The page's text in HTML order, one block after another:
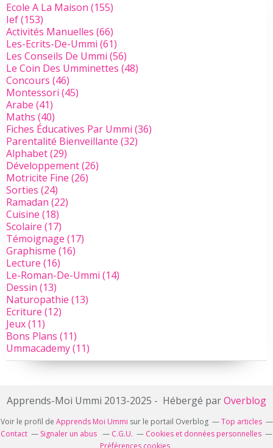
Ecole A La Maison (155)
Ief(153)
Activités Manuelles (66)
Les-Ecrits-De-Ummi (61)
Les Conseils De Ummi (56)
Le Coin Des Umminettes (48)
Concours (46)
Montessori (45)
Arabe (41)
Maths (40)
Fiches Éducatives Par Ummi (36)
Parentalité Bienveillante (32)
Alphabet(29)
Développement(26)
Motricite Fine (26)
Sorties (24)
Ramadan (22)
Cuisine (18)
Scolaire (17)
Témoignage (17)
Graphisme (16)
Lecture (16)
Le-Roman-De-Ummi (14)
Dessin (13)
Naturopathie (13)
Ecriture (12)
Jeux(11)
Bons Plans (11)
Ummacademy(11)
Apprends-Moi Ummi 2013-2025 - Hébergé parOverblog
Voir le profil de Apprends Moi Ummi sur le portail Overblog
Top articles
Contact
Signaler un abus C.G.U.
Cookies et données personnelles